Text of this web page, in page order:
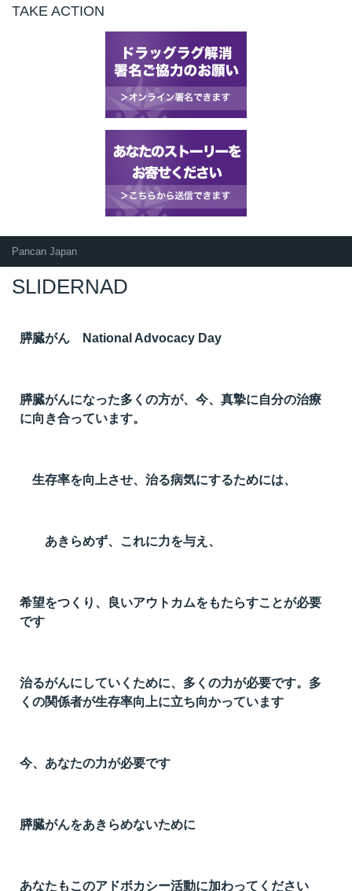
TAKE ACTION
Pancan Japan
SLIDERNAD
膵臓がん National Advocacy Day
膵臓がんになった多くの方が、今、真摯に自分の治療
に向き合っています。
生存率を向上させ、治る病気にするためには、
あきらめず、これに力を与え、
希望をつくり、良いアウトカムをもたらすことが必要
です
治るがんにしていくために、多くの力が必要です。多
くの関係者が生存率向上に立ち向かっています
今、あなたの力が必要です
膵臓がんをあきらめないために
あなたもこのアドボカシー活動に加わってください